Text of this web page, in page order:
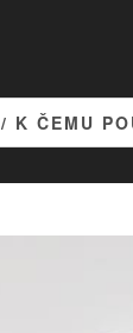
/ K ČEMU